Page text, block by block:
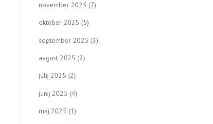
november 2025 (7)
oktober 2025 (5)
september 2025 (3)
avgust 2025 (2)
julij 2025 (2)
junij 2025 (4)
maj 2025 (1)